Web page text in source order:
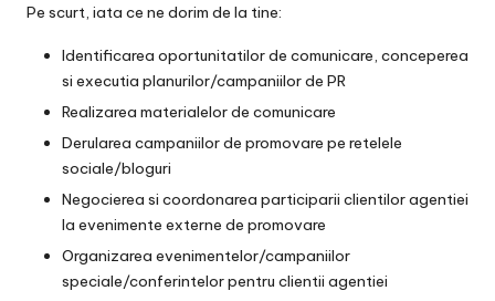
Pe scurt, iata ce ne dorim de la tine:
Identificarea oportunitatilor de comunicare, conceperea
si executia planurilor/campaniilor de PR
Realizarea materialelor de comunicare
Derularea campaniilor de promovare pe retelele
sociale/bloguri
Negocierea si coordonarea participarii clientilor agentiei
la evenimente externe de promovare
Organizarea evenimentelor/campaniilor
speciale/conferintelor pentru clientii agentiei